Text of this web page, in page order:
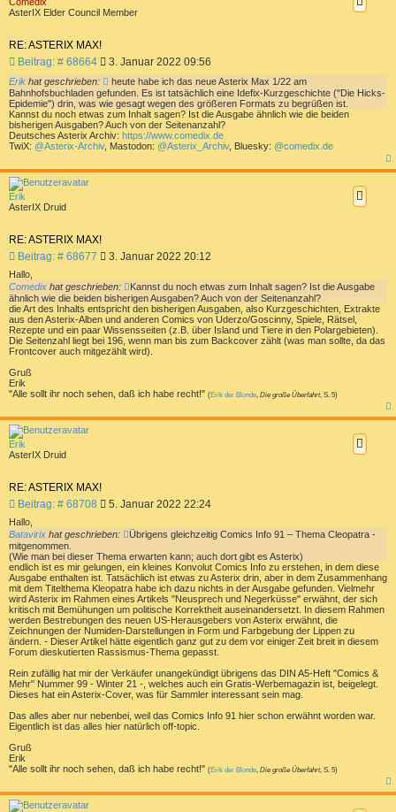
AsterIX Elder Council Member
RE: ASTERIX MAX!
Beitrag: # 68664B
e
i
t
r
a
g
3. Januar 2022 09:56
Erik hat geschrieben:
heute habe ich das neue Asterix Max 1/22 am
Bahnhofsbuchladen gefunden. Es ist tatsächlich eine Idefix-Kurzgeschichte ("Die Hicks-
Epidemie") drin, was wie gesagt wegen des größeren Formats zu begrüßen ist.
Kannst du noch etwas zum Inhalt sagen? Ist die Ausgabe ähnlich wie die beiden
bisherigen Ausgaben? Auch von der Seitenanzahl?
Deutsches Asterix Archiv: https://www.comedix.de
TwiX: @Asterix-Archiv, Mastodon: @Asterix_Archiv, Bluesky: @comedix.de
Erik
AsterIX Druid
RE: ASTERIX MAX!
Beitrag: # 68677 B
i
t
r
a
g
3. Januar 2022 20:12
Hallo,
Comedix hat geschrieben:
Kannst du noch etwas zum Inhalt sagen? Ist die Ausgabe
ähnlich wie die beiden bisherigen Ausgaben? Auch von der Seitenanzahl?
die Art des Inhalts entspricht den bisherigen Ausgaben, also Kurzgeschichten, Extrakte
aus den Asterix-Alben und anderen Comics von Uderzo/Goscinny, Spiele, Rätsel,
Rezepte und ein paar Wissensseiten (z.B. über Island und Tiere in den Polargebieten).
Die Seitenzahl liegt bei 196, wenn man bis zum Backcover zählt (was man sollte, da das
Frontcover auch mitgezählt wird).
Gruß
Erik
"Alle sollt ihr noch sehen, daß ich habe recht!" (Erik der Blonde, Die große Überfahrt, S. 5)
Erik
AsterIX Druid
RE: ASTERIX MAX!
Beitrag: # 68708 B
i
r
a
g
5. Januar 2022 22:24
Hallo,
Batavirix hat geschrieben:
Übrigens gleichzeitig Comics Info 91 – Thema Cleopatra -
mitgenommen.
(Wie man bei dieser Thema erwarten kann; auch dort gibt es Asterix)
endlich ist es mir gelungen, ein kleines Konvolut Comics Info zu erstehen, in dem diese
Ausgabe enthalten ist. Tatsächlich ist etwas zu Asterix drin, aber in dem Zusammenhang
mit dem Titelthema Kleopatra habe ich dazu nichts in der Ausgabe gefunden. Vielmehr
wird Asterix im Rahmen eines Artikels "Neusprech und Negerküsse" erwähnt, der sich
kritisch mit Bemühungen um politische Korrektheit auseinandersetzt. In diesem Rahmen
werden Bestrebungen des neuen US-Herausgebers von Asterix erwähnt, die
Zeichnungen der Numiden-Darstellungen in Form und Farbgebung der Lippen zu
ändern. - Dieser Artikel hätte eigentlich ganz gut zu dem vor einiger Zeit breit in diesem
Forum dieskutierten Rassismus-Thema gepasst.
Rein zufällig hat mir der Verkäufer unangekündigt übrigens das DIN A5-Heft "Comics &
Mehr" Nummer 99 - Winter 21 -, welches auch ein Gratis-Werbemagazin ist, beigelegt.
Dieses hat ein Asterix-Cover, was für Sammler interessant sein mag.
Das alles aber nur nebenbei, weil das Comics Info 91 hier schon erwähnt worden war.
Eigentlich ist das alles hier natürlich off-topic.
Gruß
Erik
"Alle sollt ihr noch sehen, daß ich habe recht!" (Erik der Blonde, Die große Überfahrt, S. 5)